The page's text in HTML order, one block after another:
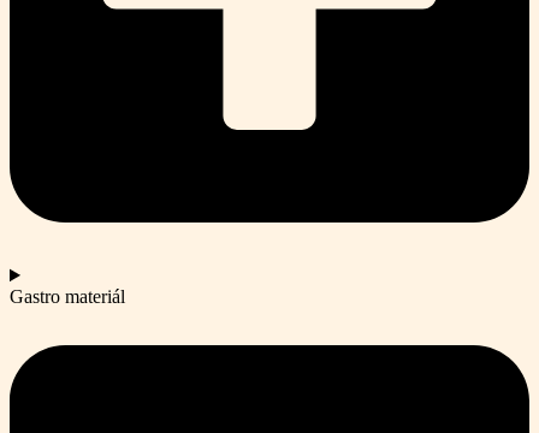
Gastro materiál